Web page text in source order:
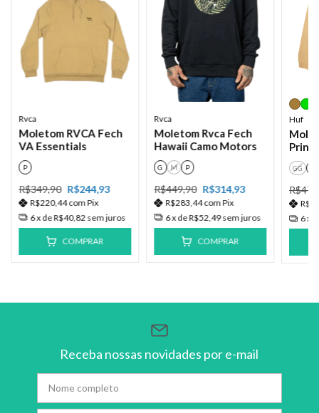
Rvca
Moletom RVCA Fech
VA Essentials
P
R$349,90 R$244,93
R$220,44com Pix
6x deR$40,82 sem juros
COMPRAR
Rvca
Moletom Rvca Fech
Hawaii Camo Motors
G M P
R$449,90 R$314,93
R$283,44com Pix
6x deR$52,49sem juros
COMPRAR
Huf
GG
6x
Receba nossas novidades por e-mail